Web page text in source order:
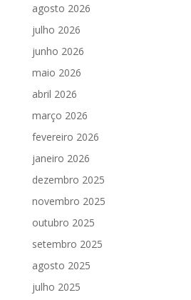
agosto 2026
julho 2026
junho 2026
maio 2026
abril 2026
março 2026
fevereiro 2026
janeiro 2026
dezembro 2025
novembro 2025
outubro 2025
setembro 2025
agosto 2025
julho 2025